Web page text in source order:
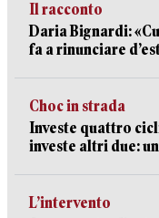
Il racconto
Daria Bignardi:
fa a rinunciare
Choc in strada
Investe quattro
investe altri due:
L’intervento